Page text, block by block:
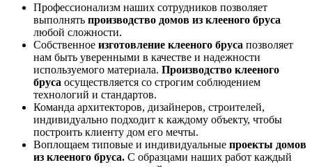
Профессионализм наших сотрудников позволяет
выполнять производство домов из клееного бруса
любой сложности.
Собственное изготовление клееного бруса позволяет
нам быть уверенными в качестве и надежности
используемого материала. Производство клееного
бруса осуществляется со строгим соблюдением
технологий и стандартов.
Команда архитекторов, дизайнеров, строителей,
индивидуально подходит к каждому объекту, чтобы
построить клиенту дом его мечты.
Воплощаем типовые и индивидуальные проекты домов
из клееного бруса. С образцами наших работ каждый